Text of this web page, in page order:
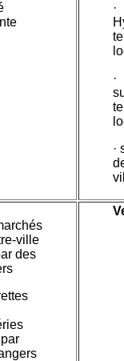
·
·
·
ville
des